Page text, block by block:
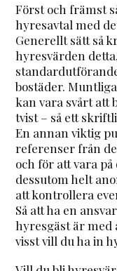
Först och främst
hyresavtal med
Generellt sätt så
hyresvärden
bostäder.
kan vara svårt att
tvist – så ett
En annan viktig
referenser från
och för att vara
dessutom helt
att kontrollera
Så att ha en
hyresgäst är
visst vill du ha in